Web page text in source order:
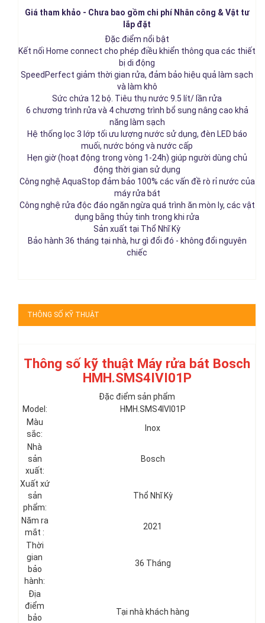
Giá tham khảo - Chưa bao gồm chi phí Nhân công & Vật tư
lắp đặt
Đặc điểm nổi bật
Kết nối Home connect cho phép điều khiển thông qua các thiết
bị di động
SpeedPerfect giảm thời gian rửa, đảm bảo hiệu quả làm sạch
và làm khô
Sức chứa 12 bộ. Tiêu thụ nước 9.5 lít/ lần rửa
6 chương trình rửa và 4 chương trình bổ sung nâng cao khả
năng làm sạch
Hệ thống lọc 3 lớp tối ưu lượng nước sử dụng, đèn LED báo
muối, nước bóng và nước cấp
Hẹn giờ (hoạt động trong vòng 1-24h) giúp người dùng chủ
động thời gian sử dụng
Công nghệ AquaStop đảm bảo 100% các vấn đề rò rỉ nước của
máy rửa bát
Công nghệ rửa độc đáo ngăn ngừa quá trình ăn mòn ly, các vật
dụng bằng thủy tinh trong khi rửa
Sản xuất tại Thổ Nhĩ Kỳ
Bảo hành 36 tháng tại nhà, hư gì đổi đó - không đổi nguyên
chiếc
THÔNG SỐ KỸ THUẬT
Thông số kỹ thuật Máy rửa bát Bosch
HMH.SMS4IVI01P
Đặc điểm sản phẩm
Model:
HMH.SMS4IVI01P
Màu
sắc:
Inox
Nhà
sản
xuất:
Bosch
Xuất xứ
sản
phẩm:
Thổ Nhĩ Kỳ
Năm ra
mắt :
2021
Thời
gian
bảo
hành:
36 Tháng
Địa
điểm
bảo
Tại nhà khách hàng